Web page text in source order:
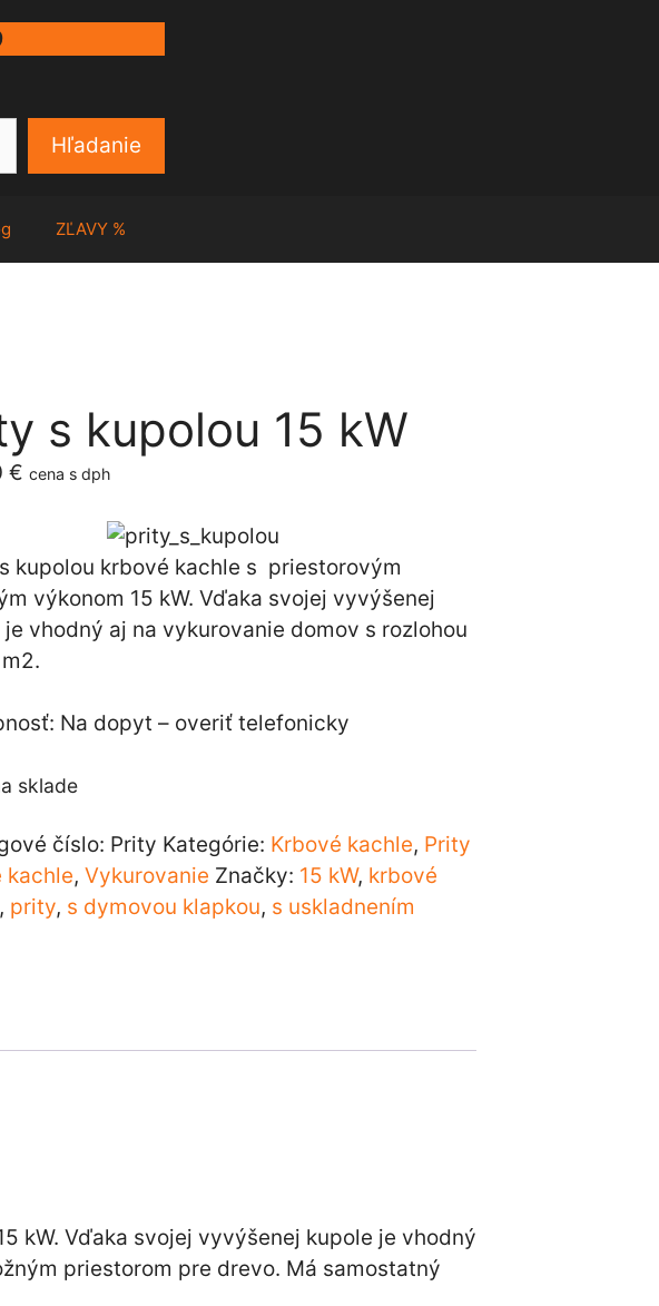
Hľadanie
ZĽAVY %
s kupolou 15 kW
€ cena s dph
s kupolou krbové kachle s priestorovým
výkonom 15 kW. Vďaka svojej vyvýšenej
je vhodný aj na vykurovanie domov s rozlohou
Na dopyt – overiť telefonicky
sklade
číslo: Prity Kategórie: Krbové kachle, Prity
kachle,Vykurovanie Značky: 15 kW, krbové
, prity, s dymovou klapkou, s uskladnením
kW. Vďaka svojej vyvýšenej kupole je vhodný
priestorom pre drevo. Má samostatný